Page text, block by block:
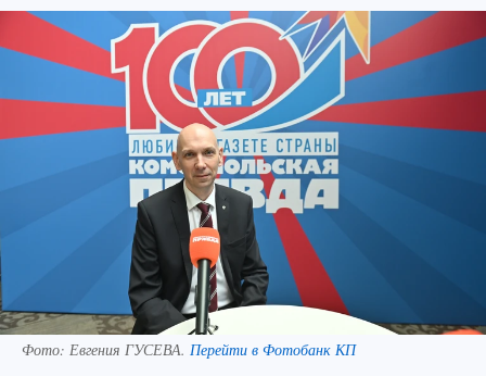
Фото: Евгения ГУСЕВА. Перейти в Фотобанк КП